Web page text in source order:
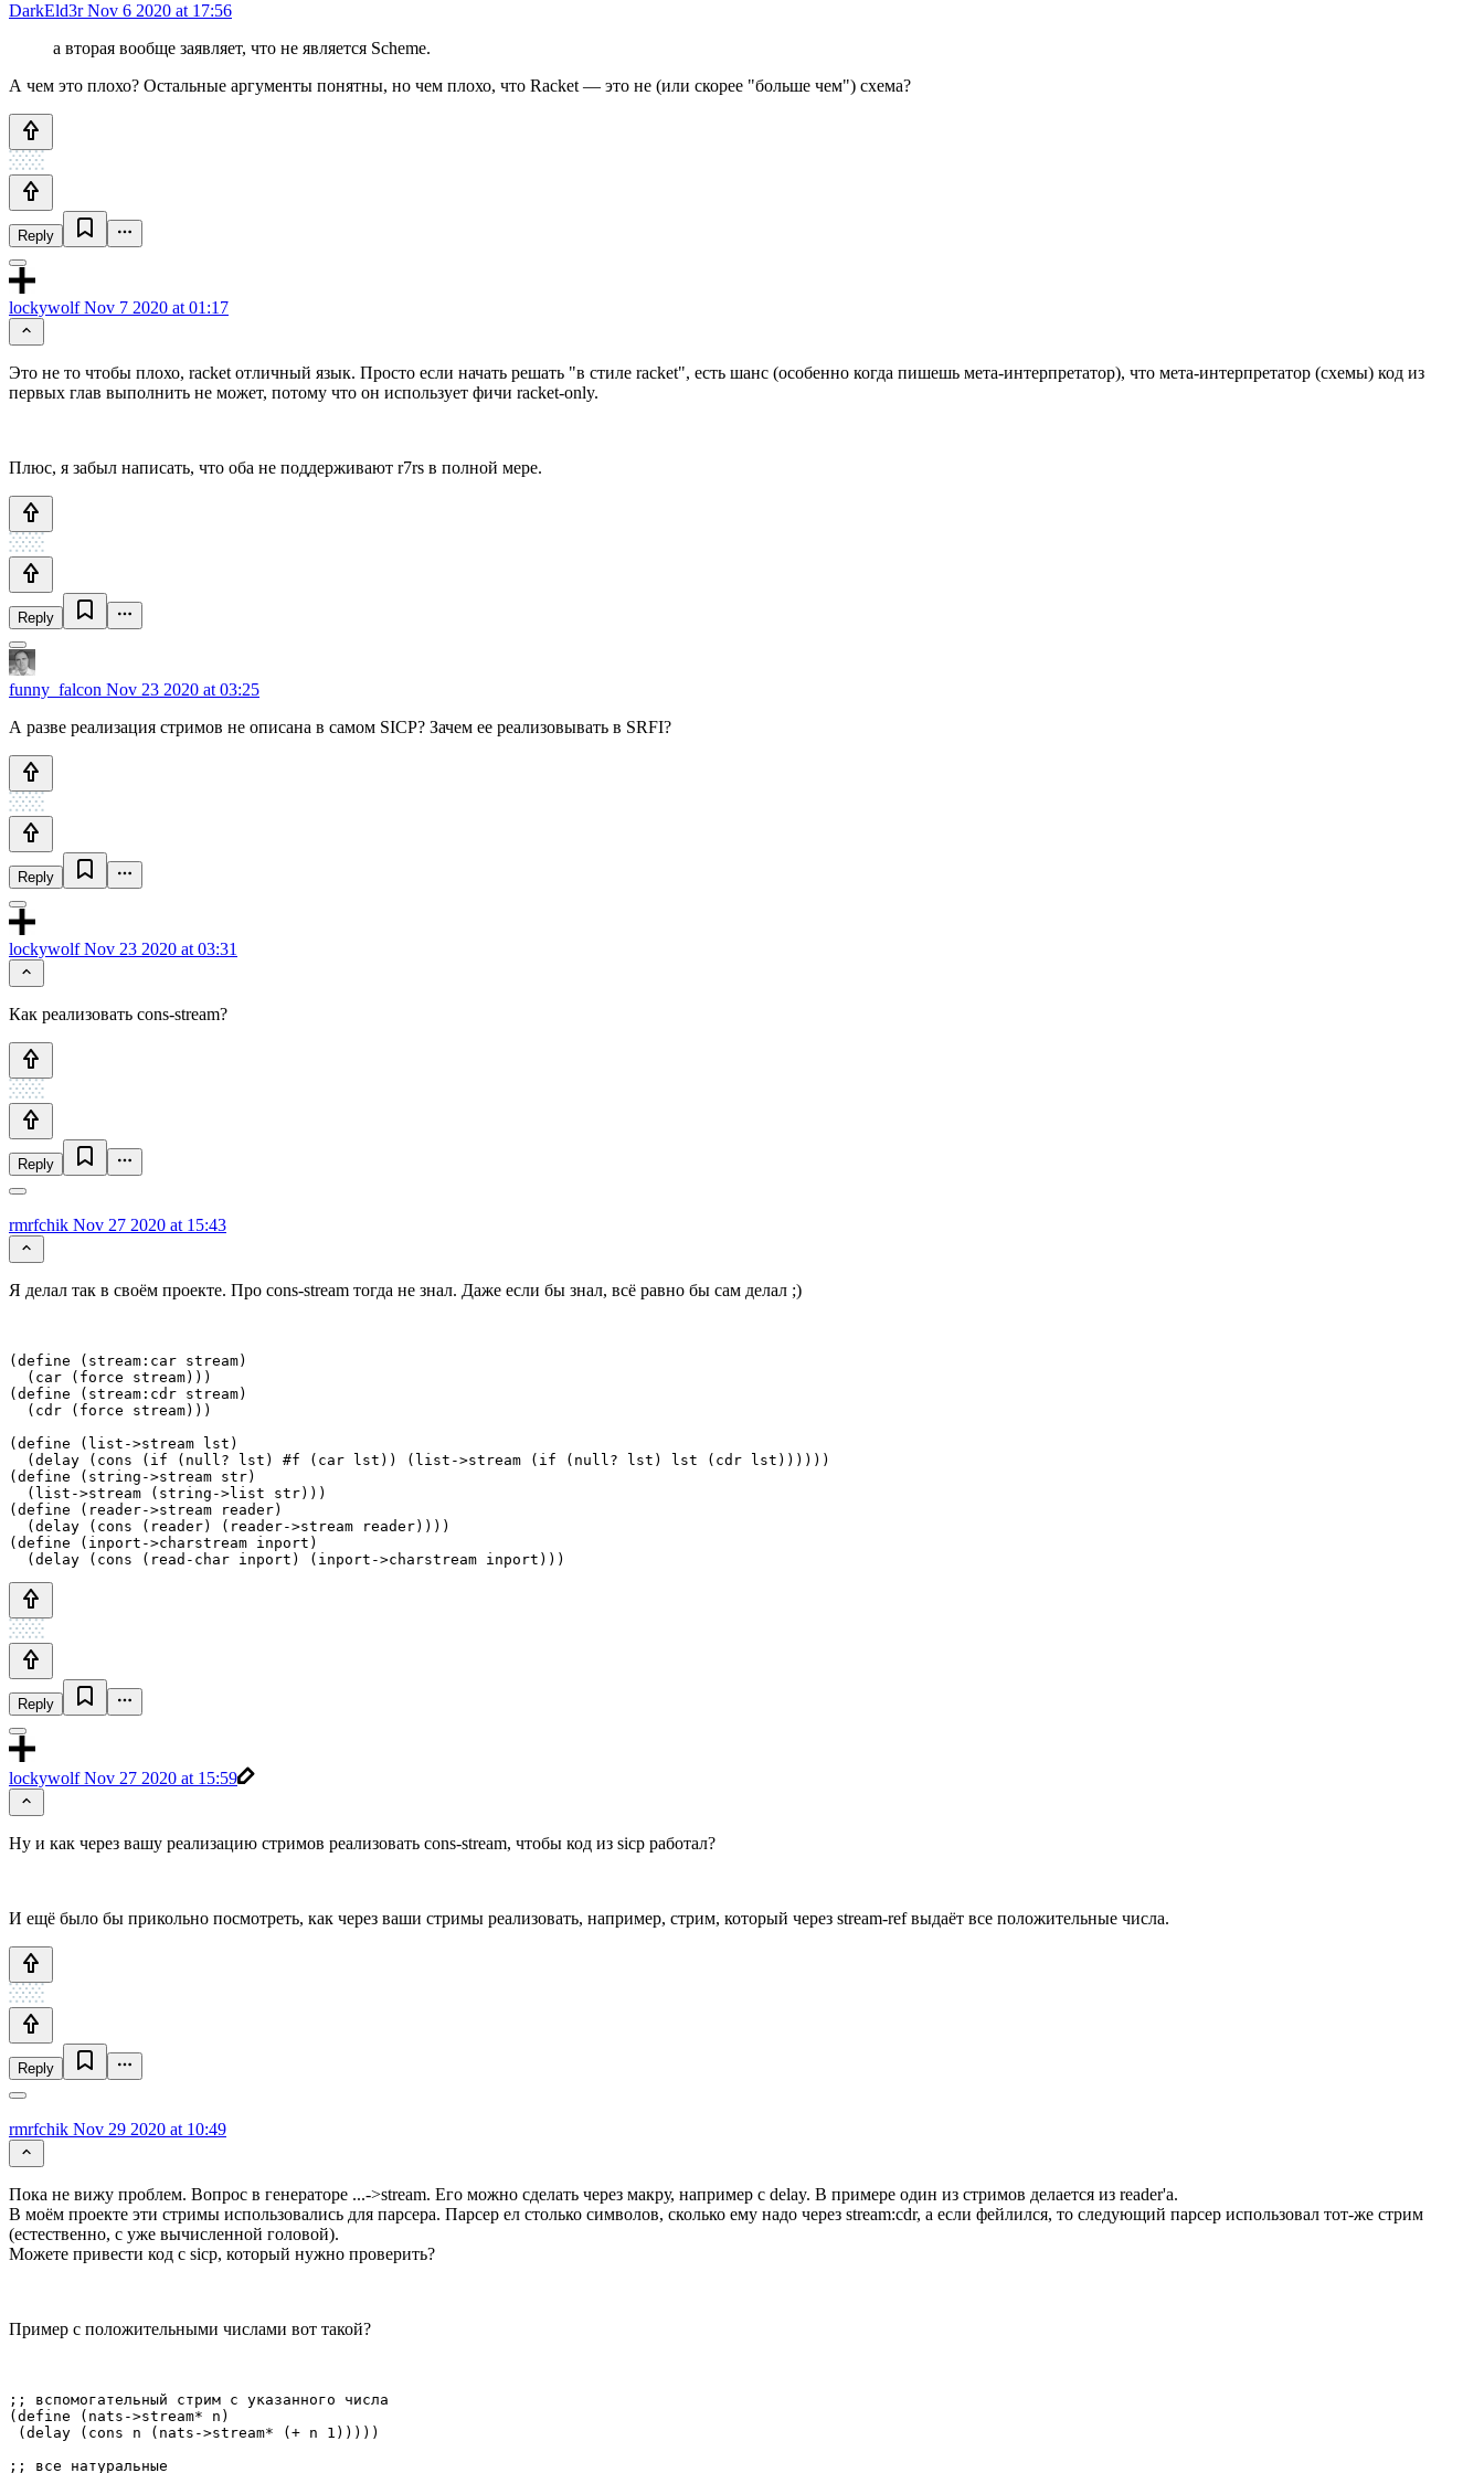
DarkEld3rNov 6 2020 at 17:56
а вторая вообще заявляет, что не является Scheme.
А чем это плохо? Остальные аргументы понятны, но чем плохо, что Racket — это не (или скорее "больше чем") схема?
Reply
lockywolfNov 7 2020 at 01:17
Это не то чтобы плохо, racket отличный язык. Просто если начать решать "в стиле racket", есть шанс (особенно когда пишешь мета-интерпретатор), что мета-интерпретатор (схемы) код из
первых глав выполнить не может, потому что он использует фичи racket-only.
Плюс, я забыл написать, что оба не поддерживают r7rs в полной мере.
Reply
funny_falcon Nov 23 2020 at 03:25
А разве реализация стримов не описана в самом SICP? Зачем ее реализовывать в SRFI?
Reply
lockywolfNov 23 2020 at 03:31
Как реализовать cons-stream?
Reply
rmrfchik Nov 27 2020 at 15:43
Я делал так в своём проекте. Про cons-stream тогда не знал. Даже если бы знал, всё равно бы сам делал ;)
(define (stream:car stream)
  (car (force stream)))
(define (stream:cdr stream)
  (cdr (force stream)))
(define (list->stream lst)
  (delay (cons (if (null? lst) #f (car lst)) (list->stream (if (null? lst) lst (cdr lst))))))
(define (string->stream str)
  (list->stream (string->list str)))
(define (reader->stream reader)
  (delay (cons (reader) (reader->stream reader))))
(define (inport->charstream inport)
Reply
lockywolfNov 27 2020 at 15:59
Ну и как через вашу реализацию стримов реализовать cons-stream, чтобы код из sicp работал?
И ещё было бы прикольно посмотреть, как через ваши стримы реализовать, например, стрим, который через stream-ref выдаёт все положительные числа.
Reply
rmrfchik Nov 29 2020 at 10:49
Пока не вижу проблем. Вопрос в генераторе ...->stream. Его можно сделать через макру, например с delay. В примере один из стримов делается из reader'а.
В моём проекте эти стримы использовались для парсера. Парсер ел столько символов, сколько ему надо через stream:cdr, а если фейлился, то следующий парсер использовал тот-же стрим
(естественно, с уже вычисленной головой).
Можете привести код с sicp, который нужно проверить?
Пример с положительными числами вот такой?
;; вспомогательный стрим с указанного числа
(define (nats->stream* n)
(delay (cons n (nats->stream* (+ n 1)))))
;; все натуральные